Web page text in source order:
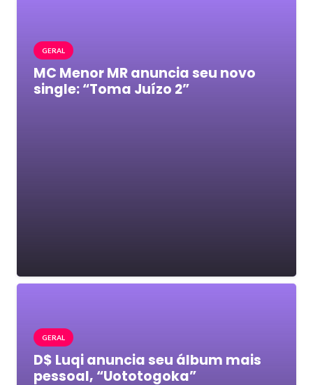
GERAL
MC Menor MR anuncia seu novo
single: “Toma Juízo 2”
GERAL
D$ Luqi anuncia seu álbum mais
pessoal, “Uototogoka”